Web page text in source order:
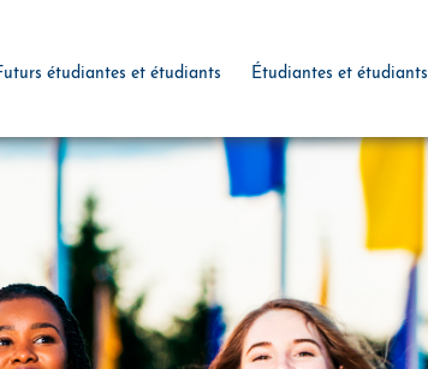
étudiantes et étudiants Étudiantes et étudiants